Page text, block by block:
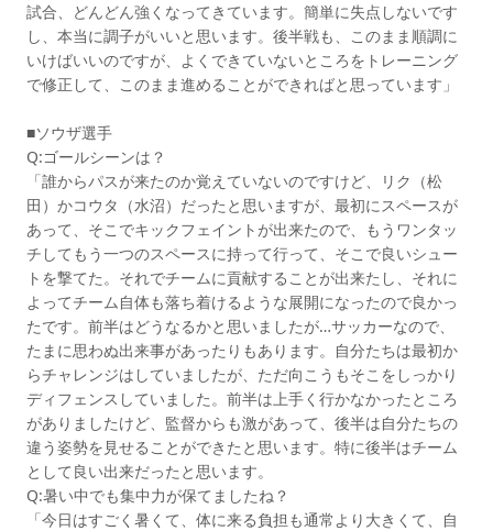
試合、どんどん強くなってきています。簡単に失点しないです
し、本当に調子がいいと思います。後半戦も、このまま順調に
いけばいいのですが、よくできていないところをトレーニング
で修正して、このまま進めることができればと思っています」
■ソウザ選手
Q:ゴールシーンは？
「誰からパスが来たのか覚えていないのですけど、リク（松
田）かコウタ（水沼）だったと思いますが、最初にスペースが
あって、そこでキックフェイントが出来たので、もうワンタッ
チしてもう一つのスペースに持って行って、そこで良いシュー
トを撃てた。それでチームに貢献することが出来たし、それに
よってチーム自体も落ち着けるような展開になったので良かっ
たです。前半はどうなるかと思いましたが…サッカーなので、
たまに思わぬ出来事があったりもあります。自分たちは最初か
らチャレンジはしていましたが、ただ向こうもそこをしっかり
ディフェンスしていました。前半は上手く行かなかったところ
がありましたけど、監督からも激があって、後半は自分たちの
違う姿勢を見せることができたと思います。特に後半はチーム
として良い出来だったと思います。
Q:暑い中でも集中力が保てましたね？
「今日はすごく暑くて、体に来る負担も通常より大きくて、自